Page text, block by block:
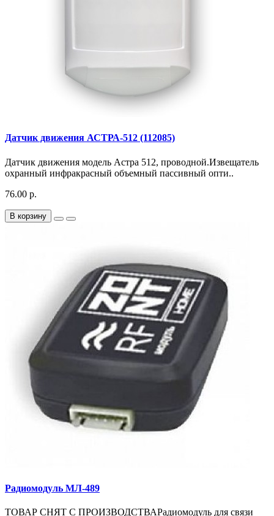
Датчик движения АСТРА-512 (112085)
Датчик движения модель Астра 512, проводной.Извещатель
охранный инфракрасный объемный пассивный опти..
76.00 р.
В корзину
Радиомодуль МЛ-489
ТОВАР СНЯТ С ПРОИЗВОДСТВАРадиомодуль для связи